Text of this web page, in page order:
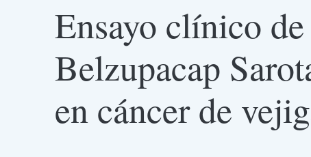
Ensayo clínico
Belzupacap
en cáncer de